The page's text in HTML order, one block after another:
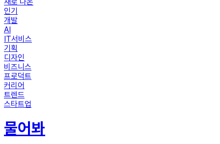
인기
개발
AI
IT서비스
기획
디자인
비즈니스
프로덕트
커리어
트렌드
스타트업
물어봐